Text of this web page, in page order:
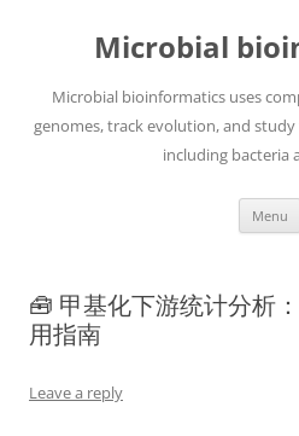
Microbial
Microbial bioinformatics uses
genomes, track evolution, and
including bacteria
Menu
🧰 甲基化下游统计分析
用指南
Leave a reply